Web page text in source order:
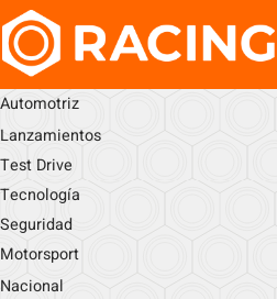
Automotriz
Lanzamientos
Test Drive
Tecnología
Seguridad
Motorsport
Nacional